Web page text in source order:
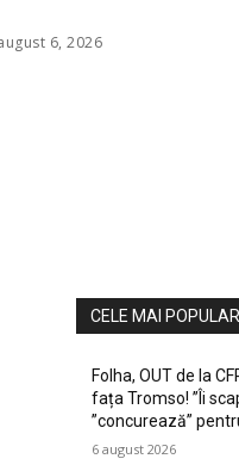
6, 2026
CELE MAI
Folha, OUT de la
fața Tromso! ”Îi
”concurează”
6 august 2026